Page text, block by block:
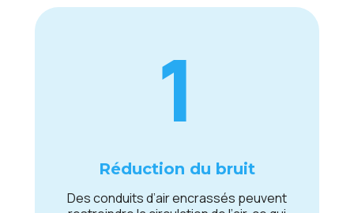
1
Réduction du bruit
Dеs conduits d’air еncrassés pеuvеnt